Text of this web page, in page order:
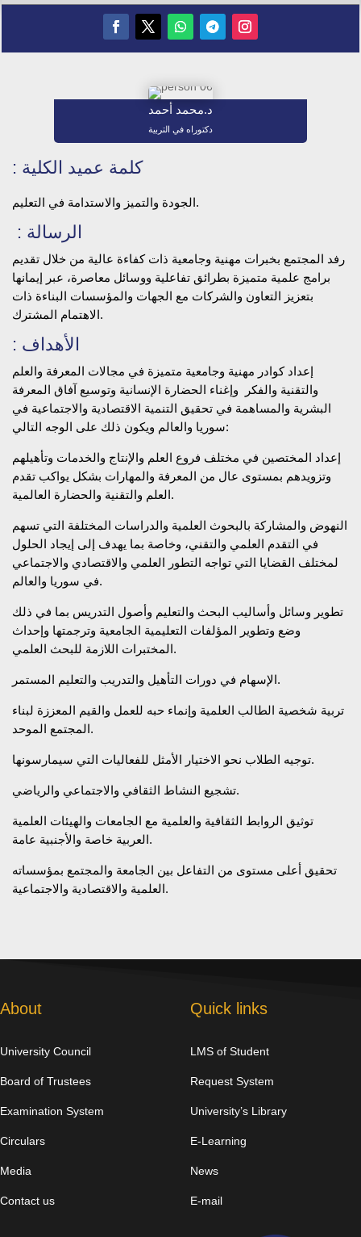
: كلمة عميد الكلية
الجودة والتميز والاستدامة في التعليم.
: الرسالة
رفد المجتمع بخبرات مهنية وجامعية ذات كفاءة عالية من خلال تقديم
برامج علمية متميزة بطرائق تفاعلية ووسائل معاصرة، عبر إيمانها
بتعزيز التعاون والشركات مع الجهات والمؤسسات البناءة ذات
الاهتمام المشترك.
: الأهداف
إعداد كوادر مهنية وجامعية متميزة في مجالات المعرفة والعلم
والتقنية والفكر وإغناء الحضارة الإنسانية وتوسيع آفاق المعرفة
البشرية والمساهمة في تحقيق التنمية الاقتصادية والاجتماعية في
سوريا والعالم ويكون ذلك على الوجه التالي:
إعداد المختصين في مختلف فروع العلم والإنتاج والخدمات وتأهيلهم
وتزويدهم بمستوى عال من المعرفة والمهارات بشكل يواكب تقدم
العلم والتقنية والحضارة العالمية.
النهوض والمشاركة بالبحوث العلمية والدراسات المختلفة التي تسهم
في التقدم العلمي والتقني، وخاصة بما يهدف إلى إيجاد الحلول
لمختلف القضايا التي تواجه التطور العلمي والاقتصادي والاجتماعي
في سوريا والعالم.
تطوير وسائل وأساليب البحث والتعليم وأصول التدريس بما في ذلك
وضع وتطوير المؤلفات التعليمية الجامعية وترجمتها وإحداث
المختبرات اللازمة للبحث العلمي.
الإسهام في دورات التأهيل والتدريب والتعليم المستمر.
تربية شخصية الطالب العلمية وإنماء حبه للعمل والقيم المعززة لبناء
المجتمع الموحد.
توجيه الطلاب نحو الاختيار الأمثل للفعاليات التي سيمارسونها.
تشجيع النشاط الثقافي والاجتماعي والرياضي.
توثيق الروابط الثقافية والعلمية مع الجامعات والهيئات العلمية
العربية خاصة والأجنبية عامة.
تحقيق أعلى مستوى من التفاعل بين الجامعة والمجتمع بمؤسساته
العلمية والاقتصادية والاجتماعية.
د.محمد أحمد
دكتوراه في التربية
About
University Council
Board of Trustees
Examination System
Circulars
Media
Contact us
Quick links
LMS of Student
Request System
University’s Library
E-Learning
News
E-mail